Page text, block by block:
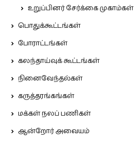
உறுப்பினர் சேர்க்கை முகாம்கள்
பொதுக்கூட்டங்கள்
போராட்டங்கள்
கலந்தாய்வுக் கூட்டங்கள்
நினைவேந்தல்கள்
கருத்தரங்கங்கள்
மக்கள் நலப் பணிகள்
ஆன்றோர் அவையம்